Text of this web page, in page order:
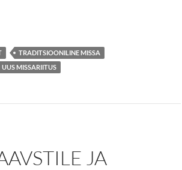
TRADITSIOONILINE MISSA
UUS MISSARIITUS
JA